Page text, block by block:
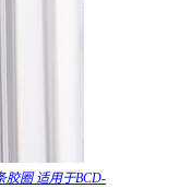
胶圈 适用于BCD-